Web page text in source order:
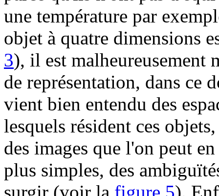
une température par
objet à quatre dimensions
3), il est malheureusement
de représentation, dans ce
vient bien entendu des
lesquels résident ces
des images que l'on peut
plus simples, des
surgir (voir la figure 5).